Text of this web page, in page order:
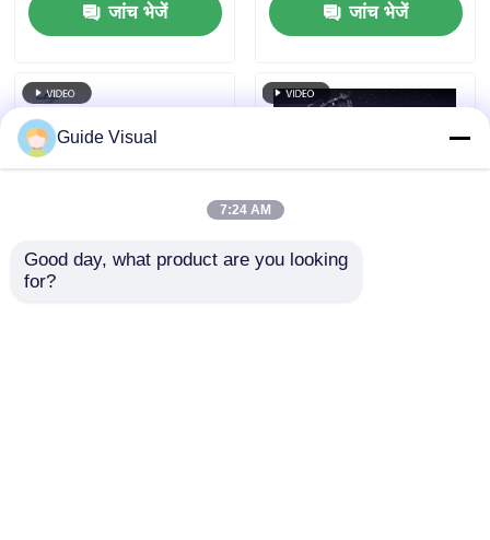
सीई
जांच भेजें
लिए, 7680 हर्ट्ज डबल
बैकअप
जांच भेजें
Guide Visual
7:24 AM
Good day, what product are you looking
for?